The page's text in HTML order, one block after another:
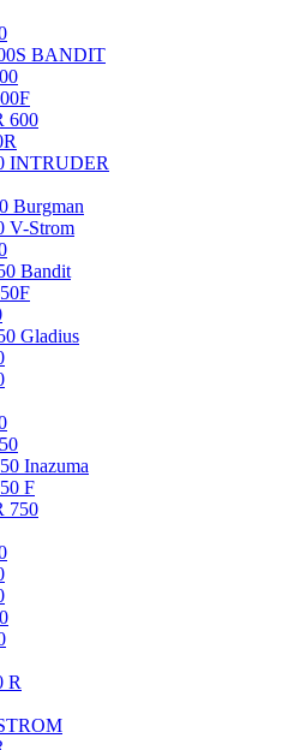
BANDIT
600
INTRUDER
Burgman
V-Strom
Bandit
Gladius
Inazuma
F
750
R